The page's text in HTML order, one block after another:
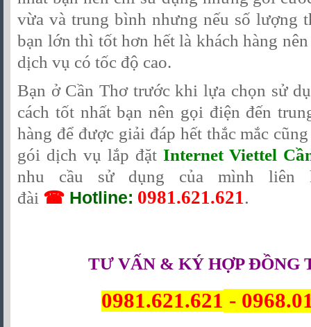
vừa và trung bình nhưng nếu số lượng
bạn lớn thì tốt hơn hết là khách hàng
dịch vụ có tốc độ cao.
Bạn ở Cần Thơ trước khi lựa chọn sử
cách tốt nhất bạn nên gọi điện đến
hàng để được giải đáp hết thắc mắc
gói dịch vụ lắp đặt Internet Viettel
nhu cầu sử dụng của mình liên
đài ☎ Hotline: 0981.621.621.
TƯ VẤN & KÝ HỢP ĐỒNG
0981.621.621 -